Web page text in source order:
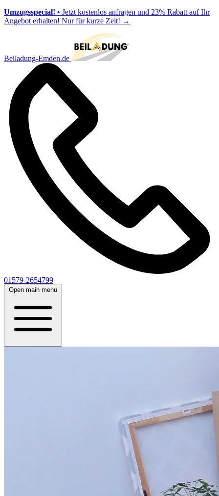
Umzugsspecial! • Jetzt kostenlos anfragen und 23% Rabatt auf Ihr
Angebot erhalten! Nur für kurze Zeit! →
Beiladung-Emden.de
01579-2654799
Open main menu